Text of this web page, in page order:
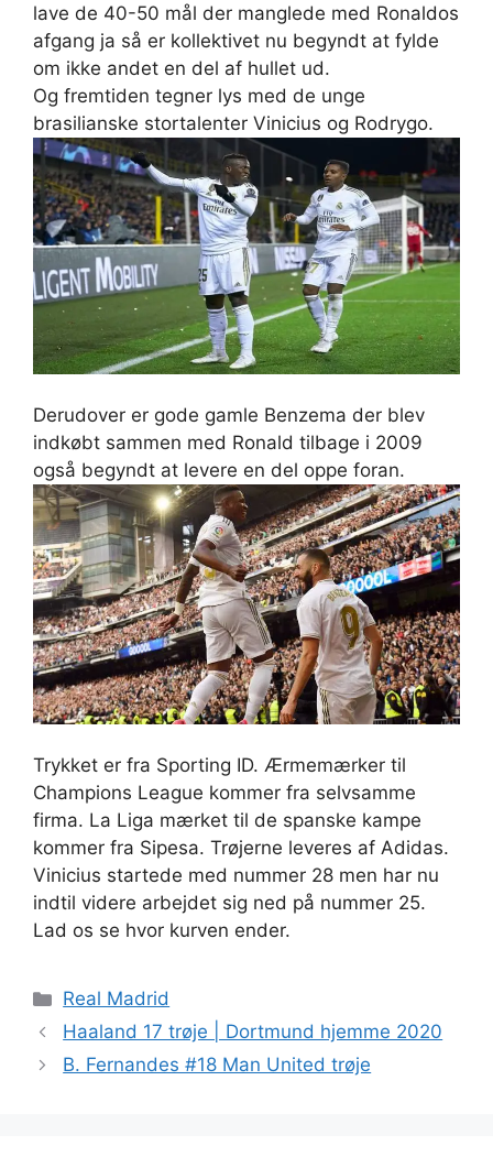
lave de 40-50 mål der manglede med Ronaldos
afgang ja så er kollektivet nu begyndt at fylde
om ikke andet en del af hullet ud.
Og fremtiden tegner lys med de unge
brasilianske stortalenter Vinicius og Rodrygo.
Derudover er gode gamle Benzema der blev
indkøbt sammen med Ronald tilbage i 2009
også begyndt at levere en del oppe foran.
Trykket er fra Sporting ID. Ærmemærker til
Champions League kommer fra selvsamme
firma. La Liga mærket til de spanske kampe
kommer fra Sipesa. Trøjerne leveres af Adidas.
Vinicius startede med nummer 28 men har nu
indtil videre arbejdet sig ned på nummer 25.
Lad os se hvor kurven ender.
Kategorier
Real Madrid
Haaland 17 trøje | Dortmund hjemme 2020
B. Fernandes #18 Man United trøje